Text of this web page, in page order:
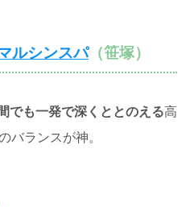
ルシンスパ（笹塚）
でも一発で深くととのえる高
バランスが神。